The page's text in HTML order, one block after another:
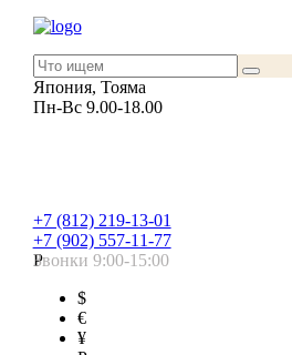
Япония, Тояма
Пн-Вс 9.00-18.00
+7 (812) 219-13-01
+7 (902) 557-11-77
Звонки 9:00-15:00
Р
$
€
¥